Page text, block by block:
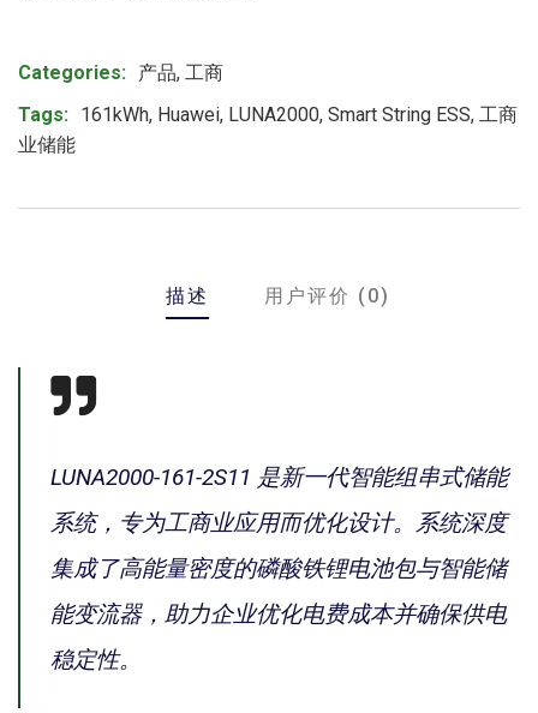
Categories: 产品, 工商
Tags: 161kWh, Huawei, LUNA2000, Smart String ESS, 工商
业储能
描述 用户评价 (0)
LUNA2000-161-2S11 是新一代智能组串式储能
系统，专为工商业应用而优化设计。系统深度
集成了高能量密度的磷酸铁锂电池包与智能储
能变流器，助力企业优化电费成本并确保供电
稳定性。